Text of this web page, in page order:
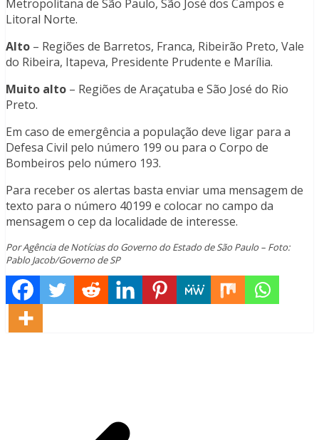
Metropolitana de São Paulo, São José dos Campos e
Litoral Norte.
Alto – Regiões de Barretos, Franca, Ribeirão Preto, Vale
do Ribeira, Itapeva, Presidente Prudente e Marília.
Muito alto – Regiões de Araçatuba e São José do Rio
Preto.
Em caso de emergência a população deve ligar para a
Defesa Civil pelo número 199 ou para o Corpo de
Bombeiros pelo número 193.
Para receber os alertas basta enviar uma mensagem de
texto para o número 40199 e colocar no campo da
mensagem o cep da localidade de interesse.
Por Agência de Notícias do Governo do Estado de São Paulo – Foto:
Pablo Jacob/Governo de SP